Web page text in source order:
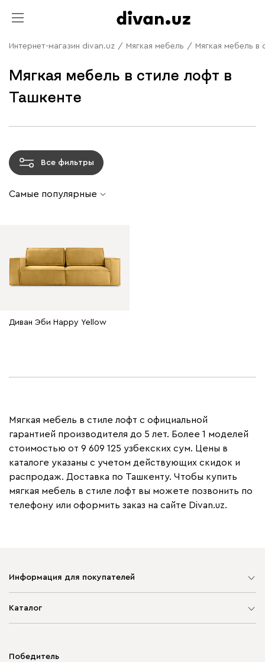
Интернет-магазин divan.uz / Мягкая мебель / Мягкая мебель в
Мягкая мебель в стиле лофт в
Ташкенте
Все фильтры
Самые популярные
Диван Эби Happy Yellow
Мягкая мебель в стиле лофт с официальной
гарантией производителя до 5 лет. Более 1 моделей
стоимостью от 9 609 125 узбекских сум. Цены в
каталоге указаны с учетом действующих скидок и
распродаж. Доставка по Ташкенту. Чтобы купить
мягкая мебель в стиле лофт вы можете позвонить по
телефону или оформить заказ на сайте Divan.uz.
Информация для покупателей
Каталог
Корпусная мебель
Победитель